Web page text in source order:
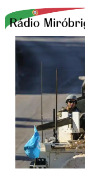
para
conteúdo